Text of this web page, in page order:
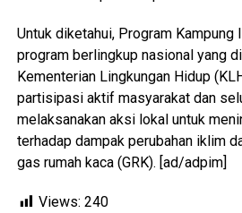
Untuk diketahui, Program Kampung
program berlingkup nasional yang
Kementerian Lingkungan Hidup
partisipasi aktif masyarakat dan
melaksanakan aksi lokal untuk
terhadap dampak perubahan iklim
gas rumah kaca (GRK). [ad/adpim]
Views: 240